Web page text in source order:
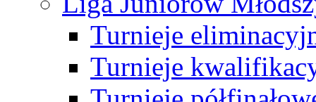
Turnieje
Turnieje